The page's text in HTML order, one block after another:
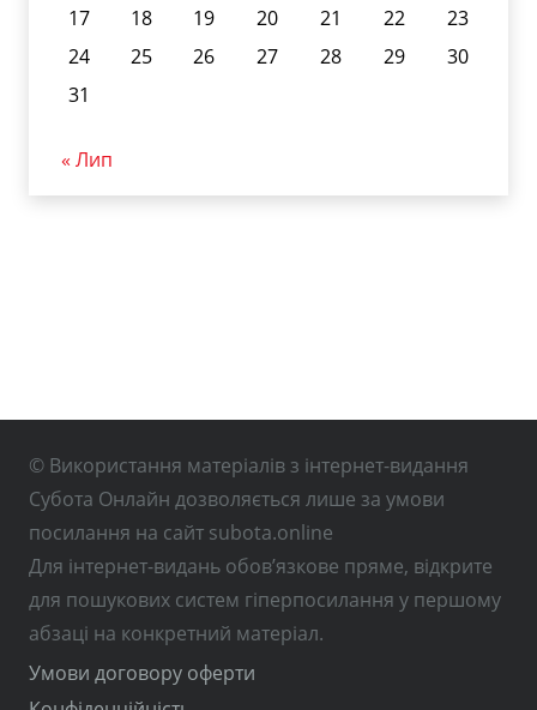
17
18 19 20 21 22
23
24
25 26 27 28 29
30
31
« Лип
© Використання матеріалів з інтернет-видання
Субота Онлайн дозволяється лише за умови
посилання на сайт subota.online
Для інтернет-видань обов’язкове пряме, відкрите
для пошукових систем гіперпосилання у першому
абзаці на конкретний матеріал.
Умови договору оферти